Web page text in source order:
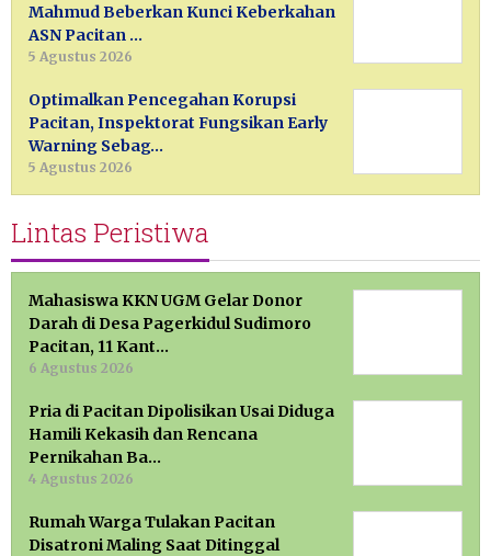
Mahmud Beberkan Kunci Keberkahan
ASN Pacitan …
5 Agustus 2026
Optimalkan Pencegahan Korupsi
Pacitan, Inspektorat Fungsikan Early
Warning Sebag…
5 Agustus 2026
Lintas Peristiwa
Mahasiswa KKN UGM Gelar Donor
Darah di Desa Pagerkidul Sudimoro
Pacitan, 11 Kant…
6 Agustus 2026
Pria di Pacitan Dipolisikan Usai Diduga
Hamili Kekasih dan Rencana
Pernikahan Ba…
4 Agustus 2026
Rumah Warga Tulakan Pacitan
Disatroni Maling Saat Ditinggal